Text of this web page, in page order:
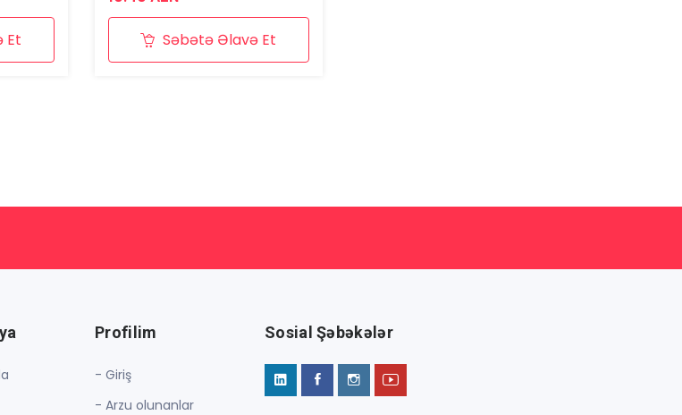
Et Səbətə Əlavə Et
Profilim
- Giriş
- Arzu olunanlar
Sosial Şəbəkələr